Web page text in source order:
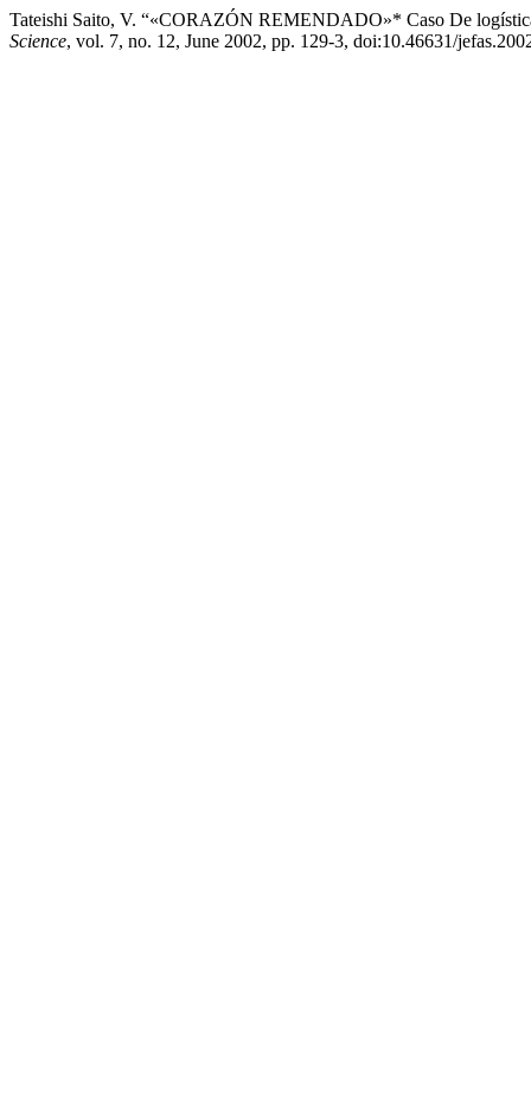
Tateishi Saito, V. “«CORAZÓN REMENDADO»* Caso De
Science, vol. 7, no. 12, June 2002, pp. 129-3, doi:10.46631/